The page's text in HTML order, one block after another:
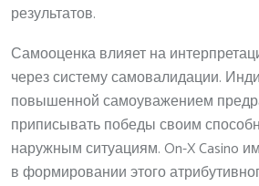
результатов.
Самооценка влияет на
через систему самовалидации.
повышенной самоуважением
приписывать победы своим
наружным ситуациям. On-X Casino
в формировании этого